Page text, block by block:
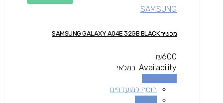
SAMSUNG
מכשיר SAMSUNG GALAXY A04E 32GB BLACK
₪600
Availability: במלאי
הוסף למועדפים